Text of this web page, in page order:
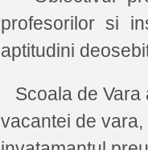
profesorilor si
aptitudini
Scoala de Vara
vacantei de